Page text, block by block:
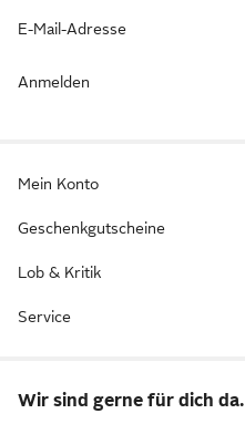
E-Mail-Adresse
Anmelden
Mein Konto
Geschenkgutscheine
Lob & Kritik
Service
Wir sind gerne für dich da.